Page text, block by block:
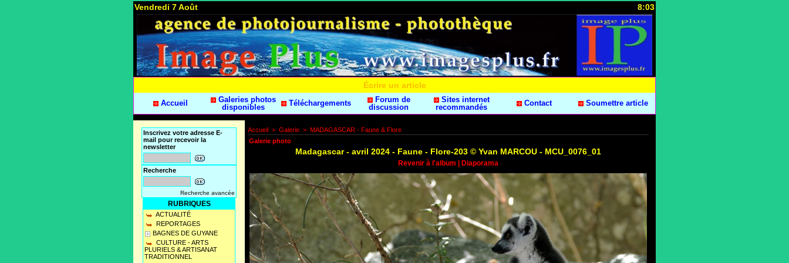
Vendredi 7 Août 8:03
Écrire un article
Accueil
Galeries photos
disponibles
Téléchargements
Forum de
discussion
Sites internet
recommandés
Contact Soumettre article
Inscrivez votre adresse E-
mail pour recevoir la
newsletter
Recherche
Recherche avancée
RUBRIQUES
ACTUALITÉ
REPORTAGES
BAGNES DE GUYANE
CULTURE - ARTS
PLURIELS & ARTISANAT
TRADITIONNEL
Accueil > Galerie > MADAGASCAR - Faune & Flore
Galerie photo
Madagascar - avril 2024 - Faune - Flore-203 © Yvan MARCOU - MCU_0076_01
Revenir à l'album Diaporama